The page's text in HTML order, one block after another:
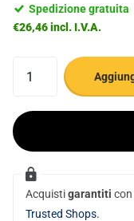
Spedizione gratuita
€26,46 incl. I.V.A.
Acquistigarantiti
Trusted Shops.